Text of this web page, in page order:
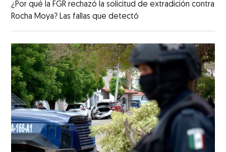
¿Por qué la FGR rechazó la solicitud de extradición contra
Rocha Moya? Las fallas que detectó